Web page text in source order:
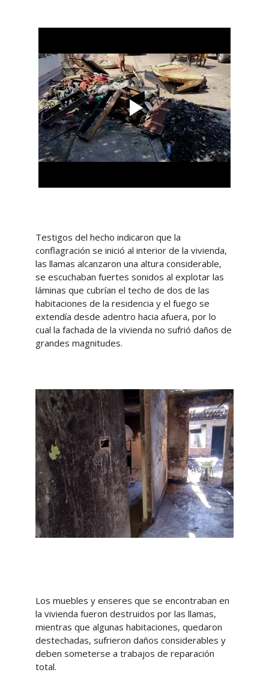
Testigos del hecho indicaron que la
conflagración se inició al interior de la vivienda,
las llamas alcanzaron una altura considerable,
se escuchaban fuertes sonidos al explotar las
láminas que cubrían el techo de dos de las
habitaciones de la residencia y el fuego se
extendía desde adentro hacia afuera, por lo
cual la fachada de la vivienda no sufrió daños de
grandes magnitudes.
Los muebles y enseres que se encontraban en
la vivienda fueron destruidos por las llamas,
mientras que algunas habitaciones, quedaron
destechadas, sufrieron daños considerables y
deben someterse a trabajos de reparación
total.